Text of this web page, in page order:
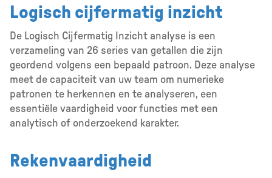
Logisch cijfermatig inzicht
De Logisch Cijfermatig Inzicht analyse is een
verzameling van 26 series van getallen die zijn
geordend volgens een bepaald patroon. Deze analyse
meet de capaciteit van uw team om numerieke
patronen te herkennen en te analyseren, een
essentiële vaardigheid voor functies met een
analytisch of onderzoekend karakter.
Rekenvaardigheid